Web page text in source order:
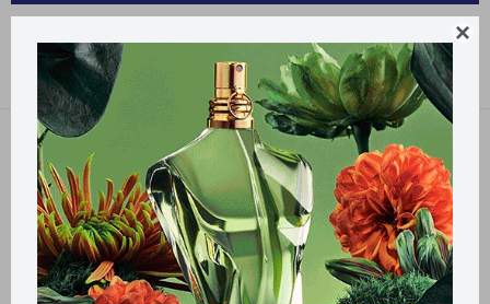

Recomendados
Filtrando por: Bebés Urufarma Quitar filtros